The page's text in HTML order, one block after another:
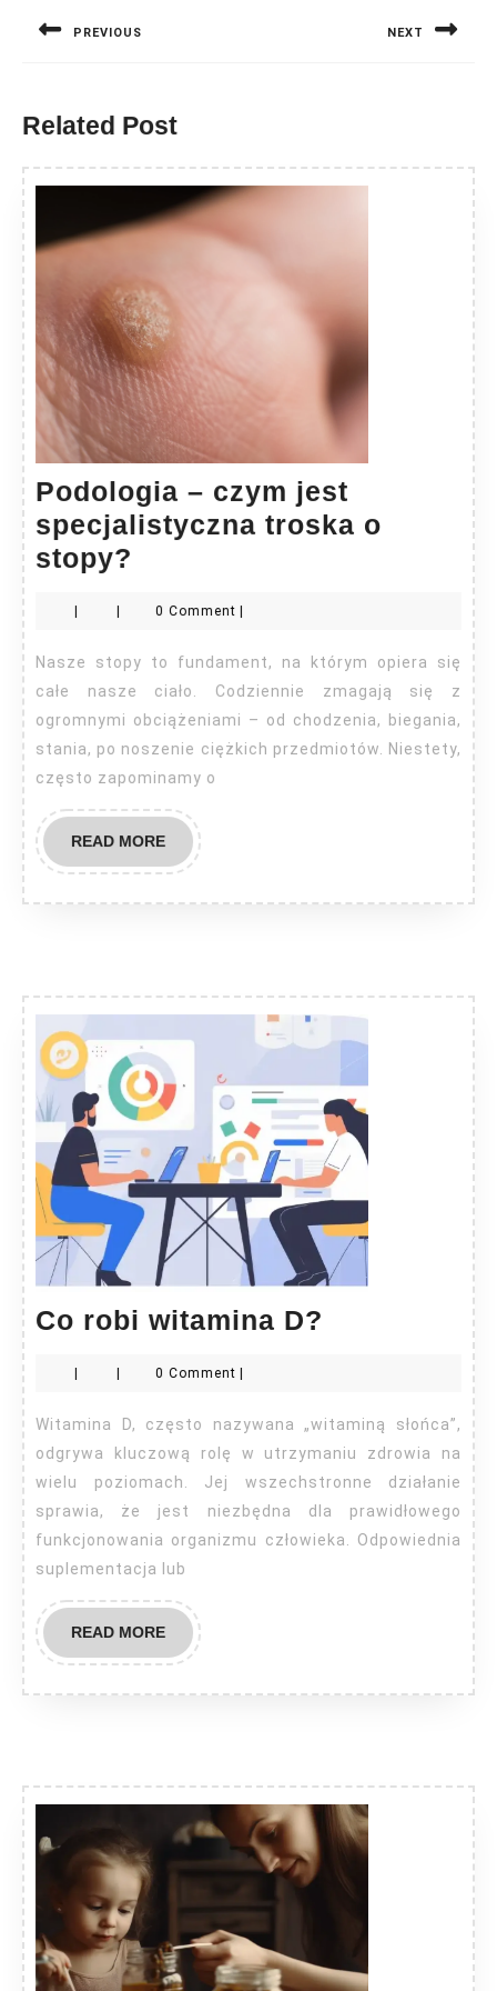
PREVIOUS NEXT
Related Post
Podologia – czym jest
specjalistyczna troska o
stopy?
czym
jest
specjalistyczna
troska
o
stopy?
0 Comment
Nasze stopy to fundament, na którym opiera się
całe nasze ciało. Codziennie zmagają się z
ogromnymi obciążeniami – od chodzenia, biegania,
stania, po noszenie ciężkich przedmiotów. Niestety,
często zapominamy o
READ MOREREAD
MORE
Co robi witamina D?
D?
| | 0 Comment |
Witamina D, często nazywana „witaminą słońca”,
odgrywa kluczową rolę w utrzymaniu zdrowia na
wielu poziomach. Jej wszechstronne działanie
sprawia, że jest niezbędna dla prawidłowego
funkcjonowania organizmu człowieka. Odpowiednia
suplementacja lub
READ MOREREAD
MORE